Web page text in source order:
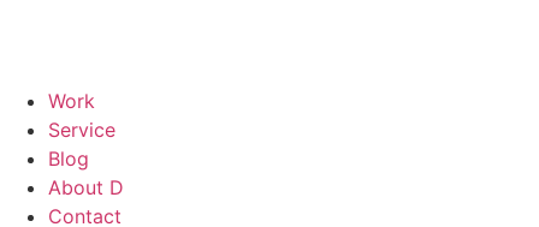
Work
Service
Blog
About D
Contact